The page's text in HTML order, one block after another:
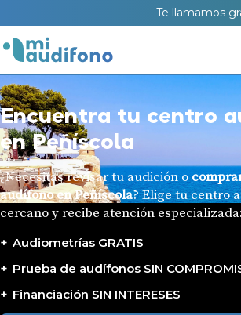
Te llamamos
Encuentra tu centro
en Peñíscola
¿Necesitas revisar tu audición o
audífono en Peñíscola? Elige tu centro
cercano y recibe atención especializada:
Audiometrías GRATIS
Prueba de audífonos SIN
Financiación SIN INTERESES